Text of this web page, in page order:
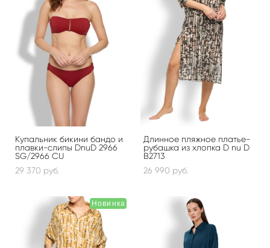
Купальник бикини бандо и
плавки-слипы DnuD 2966
SG/2966 CU
29 370 pуб.
Длинное пляжное платье-
рубашка из хлопка D nu D
B2713
26 990 pуб.
Новинка